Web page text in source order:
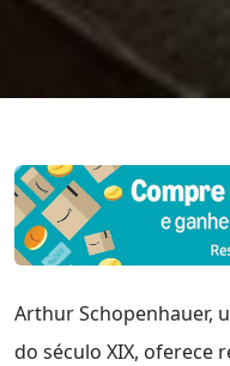
Arthur Schopenhauer,
do século XIX, oferece